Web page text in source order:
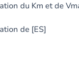
et de
[ES]